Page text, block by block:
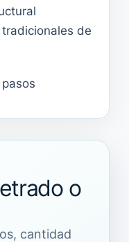
de
o
cantidad